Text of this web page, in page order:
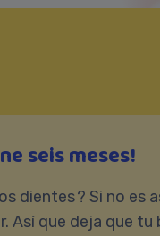
seis meses!
dientes ? Si no
Así que deja que